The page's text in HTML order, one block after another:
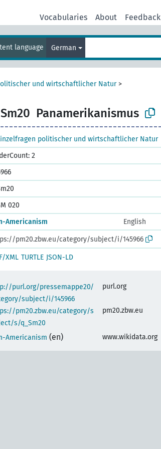
Vocabularies About Feedback
language German
und wirtschaftlicher Natur>
Panamerikanismus
politischer und wirtschaftlicher Natur
2
020
Americanism
English
pm20.zbw.eu/category/subject/i/145966
XML TURTLE JSON-LD
purl.org/pressemappe20/
subject/i/145966
purl.org
pm20.zbw.eu/category/s
s/q_Sm20
pm20.zbw.eu
Americanism (en) www.wikidata.org